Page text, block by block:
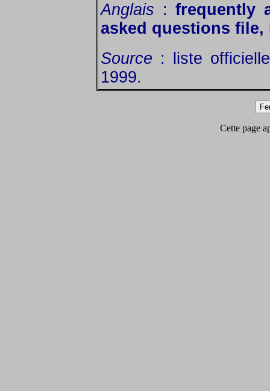
Anglais :frequently
asked questions file,
Source : liste
1999.
Cette page